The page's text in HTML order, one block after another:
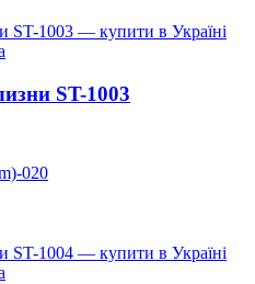
ST-1003
020